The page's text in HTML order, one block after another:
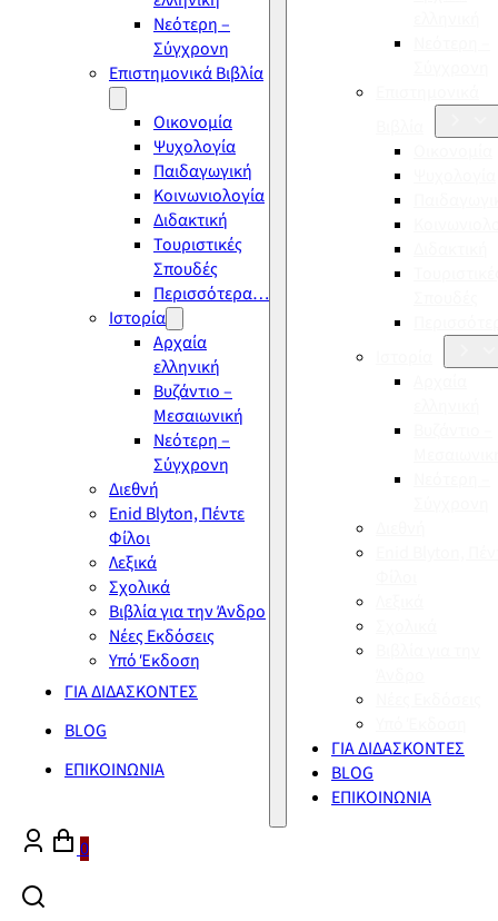
Νεότερη –
Σύγχρονη
Επιστημονικά Βιβλία
Οικονομία
Ψυχολογία
Παιδαγωγική
Κοινωνιολογία
Διδακτική
Τουριστικές
Σπουδές
Περισσότερα…
Ιστορία
Αρχαία
ελληνική
Βυζάντιο –
Μεσαιωνική
Νεότερη –
Σύγχρονη
Διεθνή
Enid Blyton, Πέντε
Φίλοι
Λεξικά
Σχολικά
Βιβλία για την Άνδρο
Νέες Εκδόσεις
Υπό Έκδοση
ΓΙΑ ΔΙΔΑΣΚΟΝΤΕΣ
BLOG
ΕΠΙΚΟΙΝΩΝΙΑ
ΓΙΑ ΔΙΔΑΣΚΟΝΤΕΣ
BLOG
ΕΠΙΚΟΙΝΩΝΙΑ
0